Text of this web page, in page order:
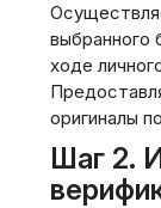
выбранного
ходе
оригиналы
Шаг 2.